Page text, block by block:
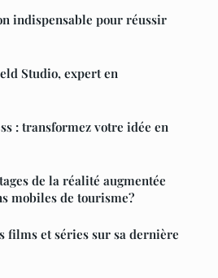
indispensable pour réussir
Studio, expert en
: transformez votre idée en
de la réalité augmentée
mobiles de tourisme?
films et séries sur sa dernière